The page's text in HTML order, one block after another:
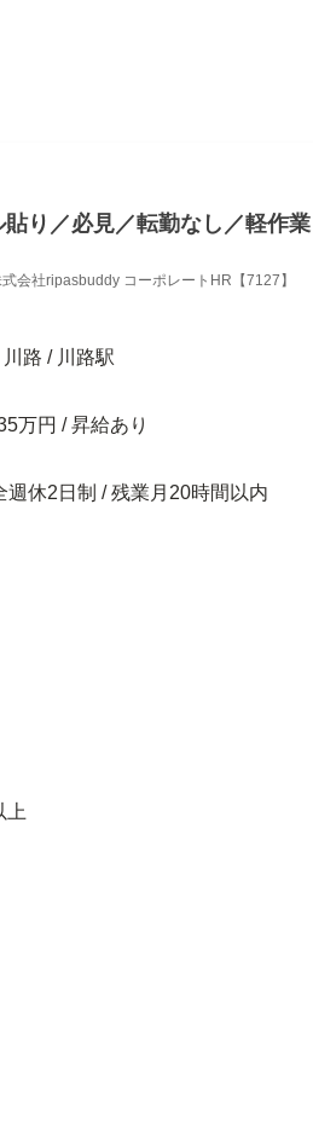
り／必見／転勤なし／軽作
会社ripasbuddy コーポレートHR【7127】
路 / 川路駅
万円 / 昇給あり
週休2日制 / 残業月20時間以内
上